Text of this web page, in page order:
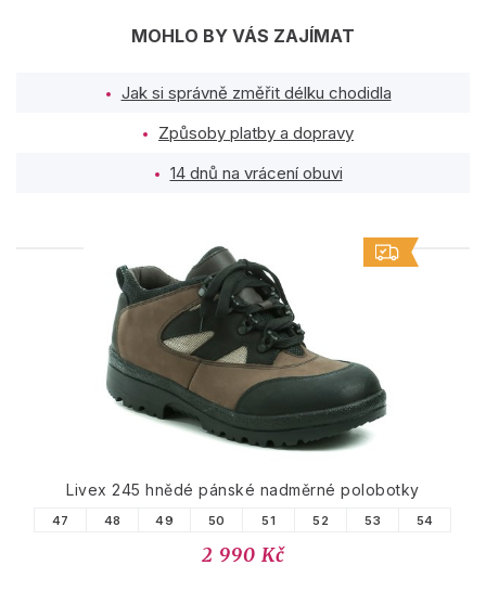
MOHLO BY VÁS ZAJÍMAT
Jak si správně změřit délku chodidla
Způsoby platby a dopravy
14 dnů na vrácení obuvi
PODOBNÉ PRODUKTY
Livex 245 hnědé pánské nadměrné polobotky
47 48 49 50 51 52 53 54
2 990 Kč